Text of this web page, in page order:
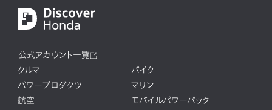
公式アカウント一覧
クルマ
バイク
パワープロダクツ
マリン
航空
モバイルパワーパック